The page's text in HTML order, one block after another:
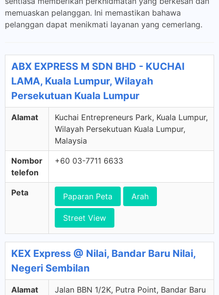
memuaskan pelanggan. Ini memastikan bahawa
pelanggan dapat menikmati layanan yang cemerlang.
ABX EXPRESS M SDN BHD - KUCHAI
LAMA, Kuala Lumpur, Wilayah
Persekutuan Kuala Lumpur
Alamat
Kuchai Entrepreneurs Park, Kuala Lumpur,
Wilayah Persekutuan Kuala Lumpur,
Malaysia
Nombor
telefon
+60 03-7711 6633
Peta Paparan Peta Arah
Street View
KEX Express @ Nilai, Bandar Baru Nilai,
Negeri Sembilan
Alamat
Jalan BBN 1/2K, Putra Point, Bandar Baru